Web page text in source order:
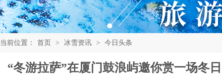
当前位置： 首页 > 冰雪资讯 > 今日头条
“冬游拉萨”在厦门鼓浪屿邀你赏一场冬